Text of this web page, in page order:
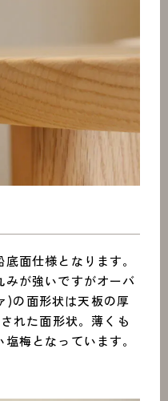
面仕様となります。
みが強いですがオーバ
の面形状は天板の厚
れた面形状。薄くも
梅となっています。